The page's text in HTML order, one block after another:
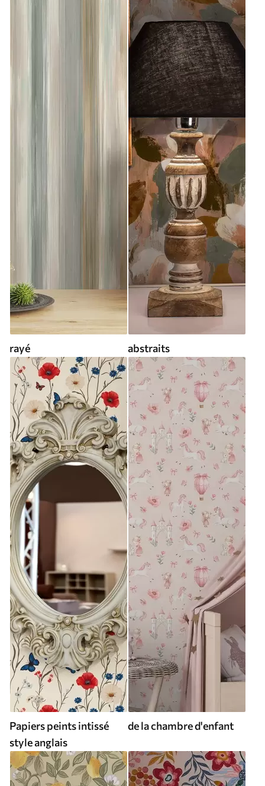
rayé abstraits
Papiers peints intissé
style anglais
de la chambre d'enfant